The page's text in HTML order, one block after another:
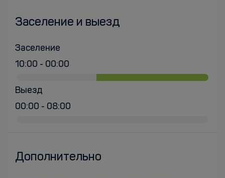
Заселение и выезд
Заселение
10:00 - 00:00
Выезд
00:00 - 08:00
Дополнительно